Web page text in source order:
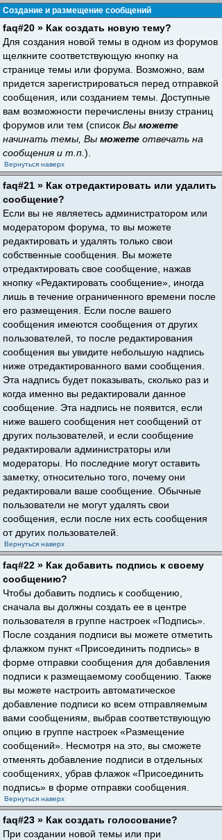
Создание и размещение сообщений
faq#20 » Как создать новую тему?
Для создания новой темы в одном из форумов
щелкните соответствующую кнопку на
странице темы или форума. Возможно, вам
придется зарегистрироваться перед отправкой
сообщения, или созданием темы. Доступные
вам возможности перечислены внизу страниц
форумов или тем (список Вы можете
начинать темы, Вы можете отвечать на
сообщения и т.п. ).
Вернуться наверх
faq#21 » Как отредактировать или удалить
сообщение?
Если вы не являетесь администратором или
модератором форума, то вы можете
редактировать и удалять только свои
собственные сообщения. Вы можете
отредактировать свое сообщение, нажав
кнопку «Редактировать сообщение», иногда
лишь в течение ограниченного времени после
его размещения. Если после вашего
сообщения имеются сообщения от других
пользователей, то после редактирования
сообщения вы увидите небольшую надпись
ниже отредактированного вами сообщения.
Эта надпись будет показывать, сколько раз и
когда именно вы редактировали данное
сообщение. Эта надпись не появится, если
ниже вашего сообщения нет сообщений от
других пользователей, и если сообщение
редактировали администраторы или
модераторы. Но последние могут оставить
заметку, относительно того, почему они
редактировали ваше сообщение. Обычные
пользователи не могут удалять свои
сообщения, если после них есть сообщения
от других пользователей.
Вернуться наверх
faq#22 » Как добавить подпись к своему
сообщению?
Чтобы добавить подпись к сообщению,
сначала вы должны создать ее в центре
пользователя в группе настроек «Подпись».
После создания подписи вы можете отметить
флажком пункт «Присоединить подпись» в
форме отправки сообщения для добавления
подписи к размещаемому сообщению. Также
вы можете настроить автоматическое
добавление подписи ко всем отправляемым
вами сообщениям, выбрав соответствующую
опцию в группе настроек «Размещение
сообщений». Несмотря на это, вы сможете
отменять добавление подписи в отдельных
сообщениях, убрав флажок «Присоединить
подпись» в форме отправки сообщения.
Вернуться наверх
faq#23 » Как создать голосование?
При создании новой темы или при